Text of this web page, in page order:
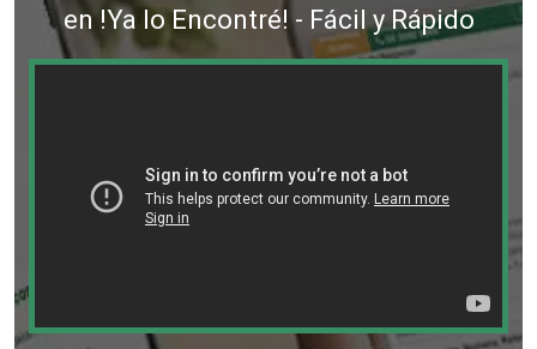
en !Ya lo Encontré! - Fácil y Rápido